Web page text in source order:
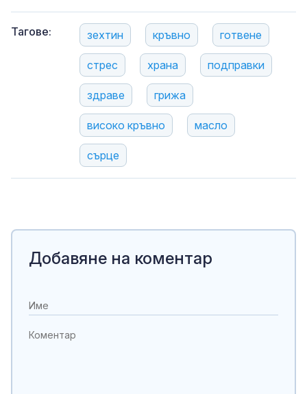
Тагове: зехтин кръвно готвене
стрес храна подправки
здраве грижа
високо кръвно масло
сърце
Добавяне на коментар